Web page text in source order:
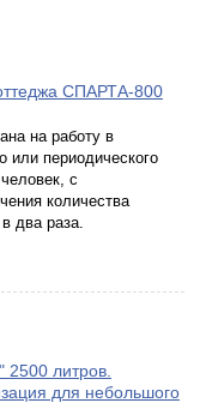
СПАРТА-800
на работу в
или периодического
с
количества
два раза.
2500 литров.
для небольшого